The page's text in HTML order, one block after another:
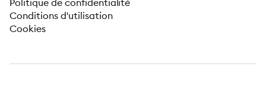
Politique de confidentialité
Conditions d'utilisation
Cookies